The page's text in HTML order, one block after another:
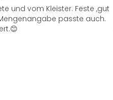
und vom Kleister. Feste ,gut
passte auch.